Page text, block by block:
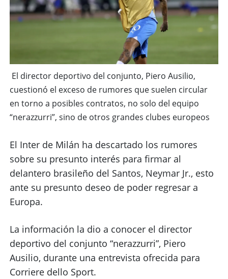
El director deportivo del conjunto, Piero Ausilio,
cuestionó el exceso de rumores que suelen circular
en torno a posibles contratos, no solo del equipo
“nerazzurri”, sino de otros grandes clubes europeos
El Inter de Milán ha descartado los rumores
sobre su presunto interés para firmar al
delantero brasileño del Santos, Neymar Jr., esto
ante su presunto deseo de poder regresar a
Europa.
La información la dio a conocer el director
deportivo del conjunto “nerazzurri”, Piero
Ausilio, durante una entrevista ofrecida para
Corriere dello Sport.